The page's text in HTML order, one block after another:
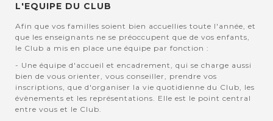
L'EQUIPE DU CLUB
Afin que vos familles soient bien accuellies toute l'année, et
que les enseignants ne se préoccupent que de vos enfants,
le Club a mis en place une équipe par fonction :
- Une équipe d'accueil et encadrement, qui se charge aussi
bien de vous orienter, vous conseiller, prendre vos
inscriptions, que d'organiser la vie quotidienne du Club, les
évènements et les représentations. Elle est le point central
entre vous et le Club.